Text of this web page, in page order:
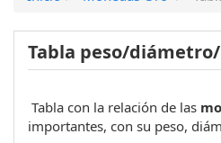
Tabla peso/
Tabla con la relación de las
importantes, con su peso,